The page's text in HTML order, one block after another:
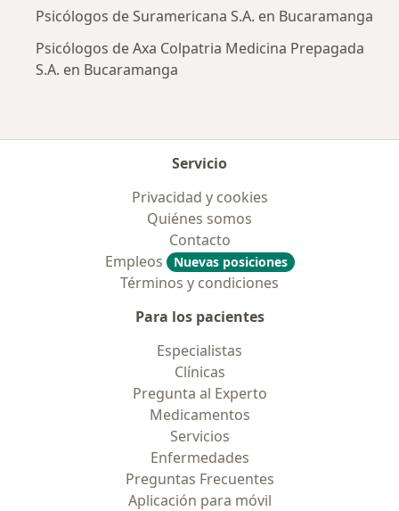
Psicólogos de Suramericana S.A. en Bucaramanga
Psicólogos de Axa Colpatria Medicina Prepagada
S.A. en Bucaramanga
Servicio
Privacidad y cookies
Quiénes somos
Contacto
Empleos
Nuevas posiciones
Términos y condiciones
Para los pacientes
Especialistas
Clínicas
Pregunta al Experto
Medicamentos
Servicios
Enfermedades
Preguntas Frecuentes
Aplicación para móvil